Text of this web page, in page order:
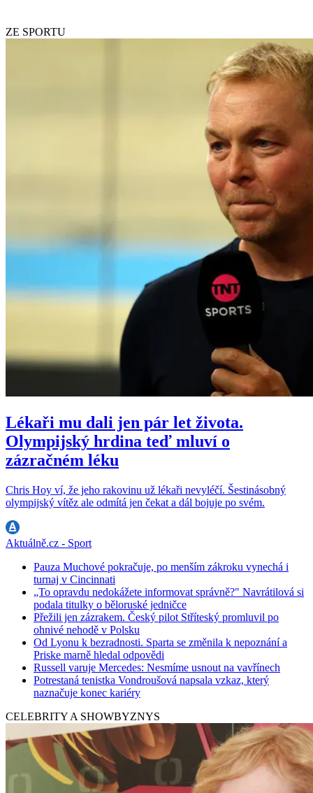
ZE SPORTU
Lékaři mu dali jen pár let života.
Olympijský hrdina teď mluví o
zázračném léku
Chris Hoy ví, že jeho rakovinu už lékaři nevyléčí. Šestinásobný
olympijský vítěz ale odmítá jen čekat a dál bojuje po svém.
Aktuálně.cz - Sport
Pauza Muchové pokračuje, po menším zákroku vynechá i
turnaj v Cincinnati
„To opravdu nedokážete informovat správně?" Navrátilová si
podala titulky o běloruské jedničce
Přežili jen zázrakem. Český pilot Stříteský promluvil po
ohnivé nehodě v Polsku
Od Lyonu k bezradnosti. Sparta se změnila k nepoznání a
Priske marně hledal odpovědi
Russell varuje Mercedes: Nesmíme usnout na vavřínech
Potrestaná tenistka Vondroušová napsala vzkaz, který
naznačuje konec kariéry
CELEBRITY A SHOWBYZNYS